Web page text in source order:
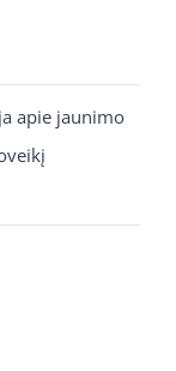
apie jaunimo